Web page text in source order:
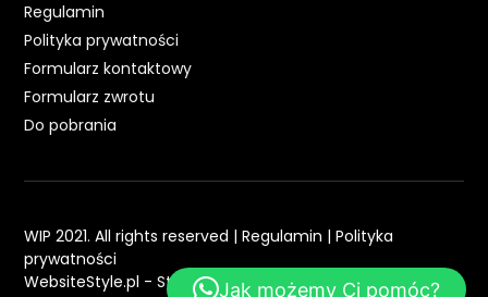
Regulamin
Polityka prywatności
Formularz kontaktowy
Formularz zwrotu
Do pobrania
WIP 2021. All rights reserved |Regulamin |Polityka
prywatności
WebsiteStyle.pl - Strony WWWJak możemy Ci pomóc?